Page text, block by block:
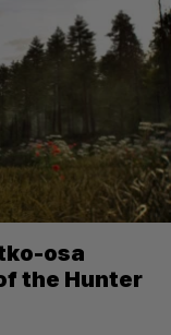
osa
the Hunter